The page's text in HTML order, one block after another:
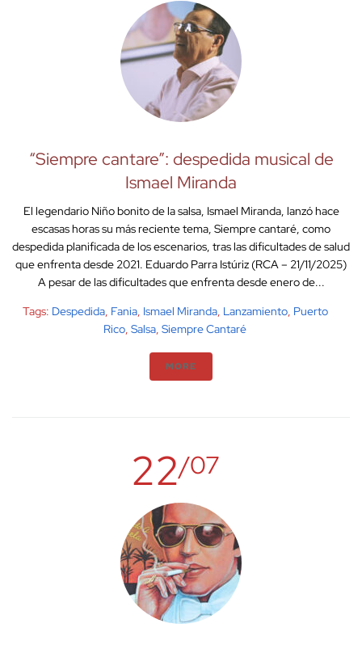
“Siempre cantare”: despedida musical de
Ismael Miranda
El legendario Niño bonito de la salsa, Ismael Miranda, lanzó hace
escasas horas su más reciente tema, Siempre cantaré, como
despedida planificada de los escenarios, tras las dificultades de salud
que enfrenta desde 2021. Eduardo Parra Istúriz (RCA – 21/11/2025)
A pesar de las dificultades que enfrenta desde enero de...
Tags: Despedida, Fania, Ismael Miranda, Lanzamiento, Puerto
Rico, Salsa, Siempre Cantaré
MORE
22/07